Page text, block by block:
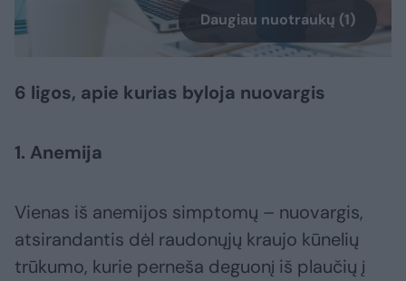
Daugiau nuotraukų (1)
6 ligos, apie kurias byloja nuovargis
1. Anemija
Vienas iš anemijos simptomų – nuovargis,
atsirandantis dėl raudonųjų kraujo kūnelių
trūkumo, kurie perneša deguonį iš plaučių į